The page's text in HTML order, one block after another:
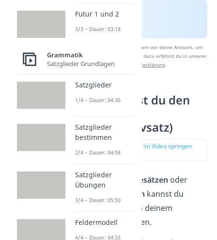
Nach Beantwortung speichern wir deine Antwort, um
Studyflix zu verbessern. Mehr dazu erfährst du in unserer
Datenschutzerklärung.
Wie erkennst du den
(Interrogativsatz)
zur Stelle im Video springen
(02:30)
Mit Hilfe von Fragesätzen oder
Interrogativsätzen kannst du
Informationen von deinem
Gegenüber erfragen.
Futur 1 und 2
3/3 – Dauer: 03:18
Grammatik
Satzglieder Grundlagen
Satzglieder
1/4 – Dauer: 04:36
Satzglieder
bestimmen
2/4 – Dauer: 04:58
Satzglieder
Übungen
3/4 – Dauer: 05:50
Feldermodell
4/4 – Dauer: 04:33